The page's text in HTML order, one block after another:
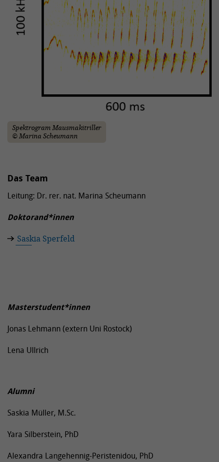
Spektrogram Mausmakitriller
© Marina Scheumann
Das Team
Leitung: Dr. rer. nat. Marina Scheumann
Doktorand*innen
Saskia Sperfeld
Masterstudent*innen
Jonas Lehmann (extern Uni Rostock)
Lena Ullrich
Alumni
Saskia Müller, M.Sc.
Yara Silberstein, PhD
Alexandra Langehennig-Peristenidou, PhD